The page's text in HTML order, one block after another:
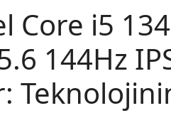
i5
144Hz